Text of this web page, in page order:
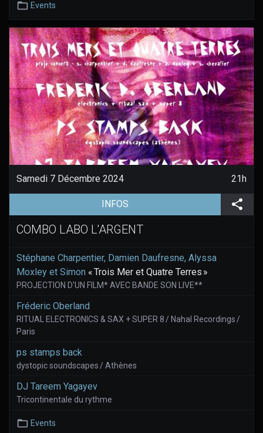
Events
Samedi 7 Décembre 2024 21h
INFOS (aller à la page de l'évènement)
COMBO LABO L'ARGENT
Stéphane Charpentier, Damien Daufresne, Alyssa
Moxley et Simon « Trois Mer et Quatre Terres »
PROJECTION D'UN FILM* AVEC BANDE SON LIVE**
Fréderic Oberland
RITUAL ELECTRONICS & SAX + SUPER 8 / Nahal Recordings /
Paris
ps stamps back
dystopic soundscapes / Athènes
DJ Tareem Yagayev
Tricontinentale du rythme
Events